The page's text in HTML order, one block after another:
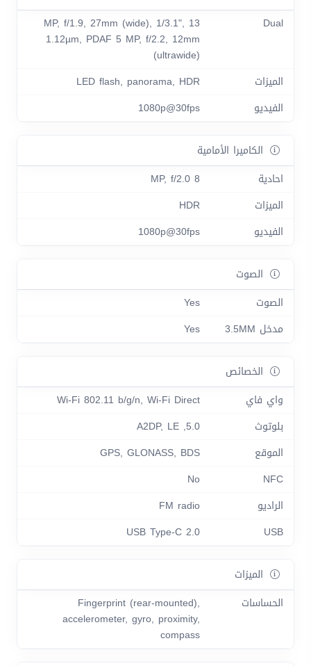
Dual
13 MP, f/1.9, 27mm (wide), 1/3.1",
1.12µm, PDAF 5 MP, f/2.2, 12mm
(ultrawide)
الميزات
LED flash, panorama, HDR
الفيديو
1080p@30fps
الكاميرا الأمامية
احادية
8 MP, f/2.0
الميزات
HDR
الفيديو
1080p@30fps
الصوت
الصوت
Yes
مدخل 3.5MM
Yes
الخصائص
واي فاي
Wi-Fi 802.11 b/g/n, Wi-Fi Direct
بلوتوث
5.0, A2DP, LE
الموقع
GPS, GLONASS, BDS
NFC
No
الراديو
FM radio
USB
USB Type-C 2.0
الميزات
الحساسات
Fingerprint (rear-mounted),
accelerometer, gyro, proximity,
compass